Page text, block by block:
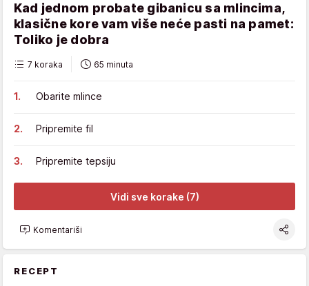
Kad jednom probate gibanicu sa mlincima,
klasične kore vam više neće pasti na pamet:
Toliko je dobra
7 koraka 65 minuta
Obarite mlince
Pripremite fil
Pripremite tepsiju
Vidi sve korake (7)
Komentariši
RECEPT